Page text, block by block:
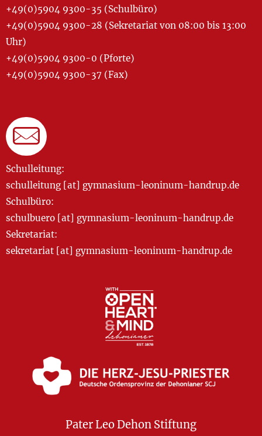
+49(0)5904 9300-35 (Schulbüro)
+49(0)5904 9300-28 (Sekretariat von 08:00 bis 13:00
Uhr)
+49(0)5904 9300-0 (Pforte)
+49(0)5904 9300-37 (Fax)
Schulleitung:
schulleitung [at] gymnasium-leoninum-handrup.de
Schulbüro:
schulbuero [at] gymnasium-leoninum-handrup.de
Sekretariat:
sekretariat [at] gymnasium-leoninum-handrup.de
Pater Leo Dehon Stiftung